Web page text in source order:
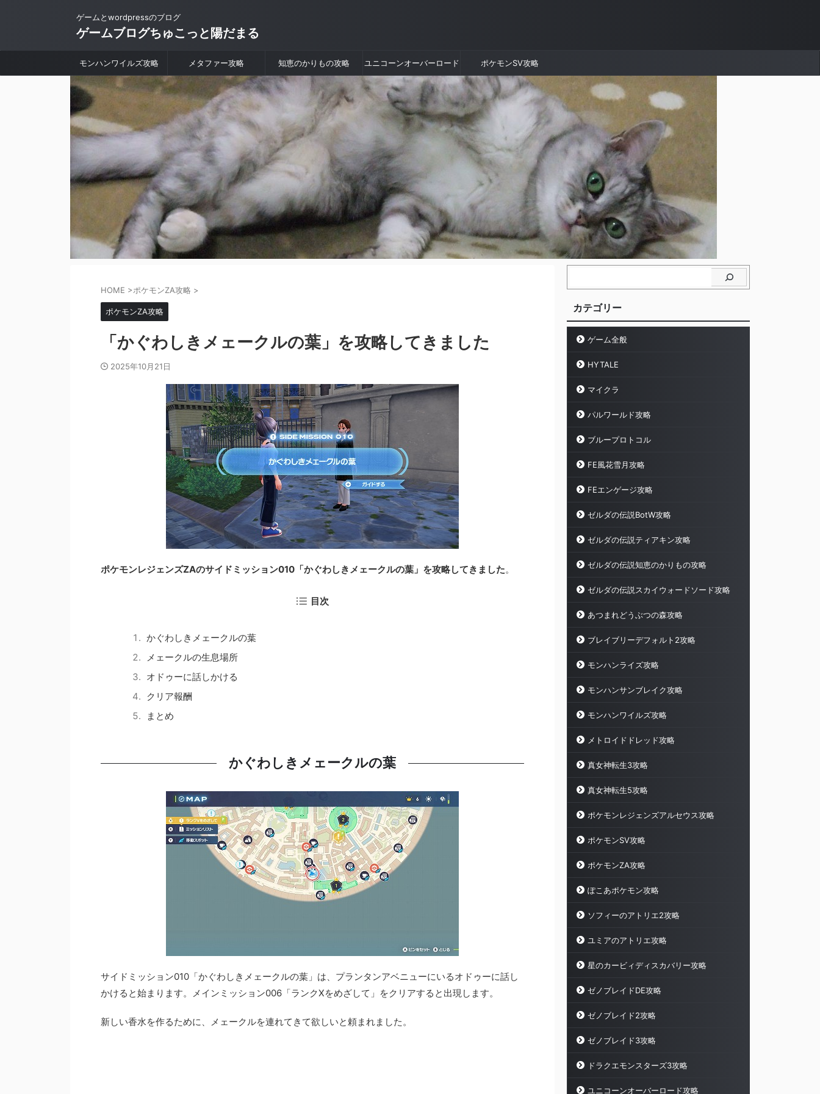
ゲームとwordpressのブログ
ゲームブログちゅこっと陽だまる
モンハンワイルズ攻略 メタファー攻略 知恵のかりもの攻略 ユニコーンオーバーロード ポケモンSV攻略
HOME >ポケモンZA攻略 >
ポケモンZA攻略
「かぐわしきメェークルの葉」を攻略してきました
2025年10月21日
ポケモンレジェンズZAのサイドミッション010「かぐわしきメェークルの葉」を攻略してきました。
目次
かぐわしきメェークルの葉
メェークルの生息場所
オドゥーに話しかける
クリア報酬
まとめ
かぐわしきメェークルの葉
サイドミッション010「かぐわしきメェークルの葉」は、プランタンアベニューにいるオドゥーに話し
かけると始まります。メインミッション006「ランクXをめざして」をクリアすると出現します。
新しい香水を作るために、メェークルを連れてきて欲しいと頼まれました。
カテゴリー
ゲーム全般
HYTALE
マイクラ
パルワールド攻略
ブループロトコル
FE風花雪月攻略
FEエンゲージ攻略
ゼルダの伝説BotW攻略
ゼルダの伝説ティアキン攻略
ゼルダの伝説知恵のかりもの攻略
ゼルダの伝説スカイウォードソード攻略
あつまれどうぶつの森攻略
ブレイブリーデフォルト2攻略
モンハンライズ攻略
モンハンサンブレイク攻略
モンハンワイルズ攻略
メトロイドドレッド攻略
真女神転生3攻略
真女神転生5攻略
ポケモンレジェンズアルセウス攻略
ポケモンSV攻略
ポケモンZA攻略
ぽこあポケモン攻略
ソフィーのアトリエ2攻略
ユミアのアトリエ攻略
星のカービィディスカバリー攻略
ゼノブレイドDE攻略
ゼノブレイド2攻略
ゼノブレイド3攻略
ドラクエモンスターズ3攻略
ユニコーンオーバーロード攻略